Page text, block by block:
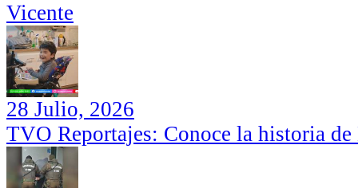
Vicente
28 Julio, 2026
TVO Reportajes: Conoce la historia